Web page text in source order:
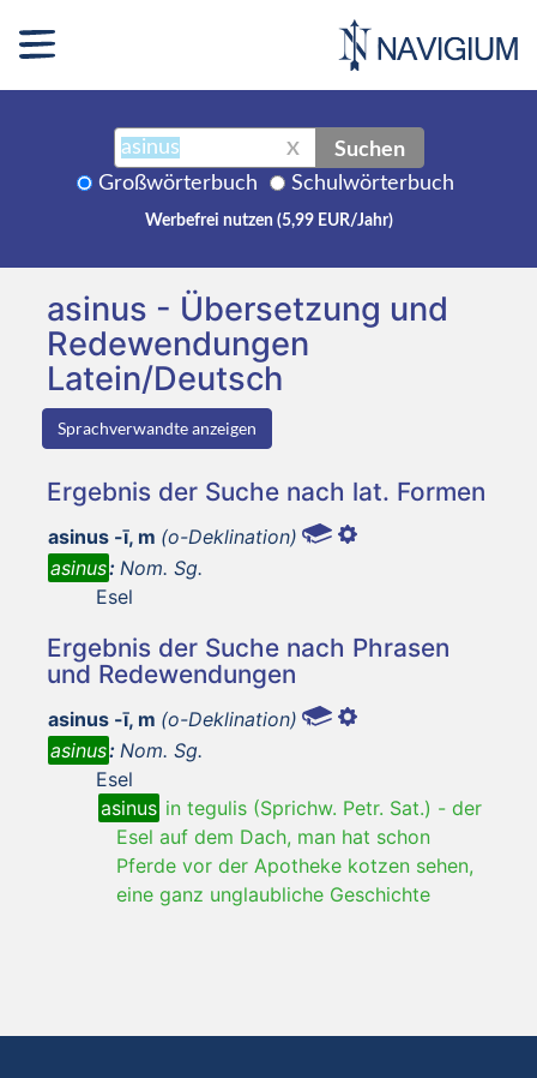
X Suchen
Großwörterbuch Schulwörterbuch
Werbefrei nutzen (5,99 EUR/Jahr)
asinus - Übersetzung und
Redewendungen
Latein/Deutsch
Sprachverwandte anzeigen
Ergebnis der Suche nach lat. Formen
asinus -ī, m (o-Deklination)
asinus: Nom. Sg.
Esel
Ergebnis der Suche nach Phrasen
und Redewendungen
asinus -ī, m (o-Deklination)
asinus: Nom. Sg.
Esel
asinus in tegulis (Sprichw. Petr. Sat.) - der
Esel auf dem Dach, man hat schon
Pferde vor der Apotheke kotzen sehen,
eine ganz unglaubliche Geschichte